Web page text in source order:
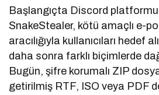
Başlangıçta Discord platformu
SnakeStealer, kötü amaçlı e-
aracılığıyla kullanıcıları hedef
daha sonra farklı biçimlerde
Bugün, şifre korumalı ZIP
getirilmiş RTF, ISO veya PDF